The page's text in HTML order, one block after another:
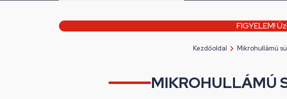
FIGYELEM!
Kezdőoldal Mikrohullámú
MIKROHULLÁMÚ